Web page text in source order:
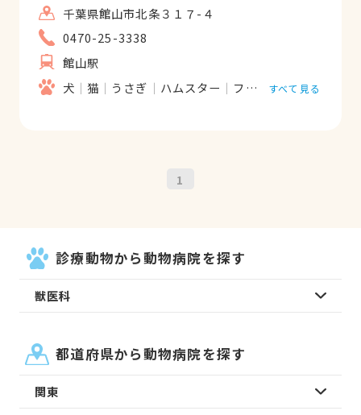
千葉県館山市北条３１７-４
0470-25-3338
館山駅
犬
猫 うさぎ ハムスター フェレット すべて見る
1
診療動物から動物病院を探す
獣医科
都道府県から動物病院を探す
関東